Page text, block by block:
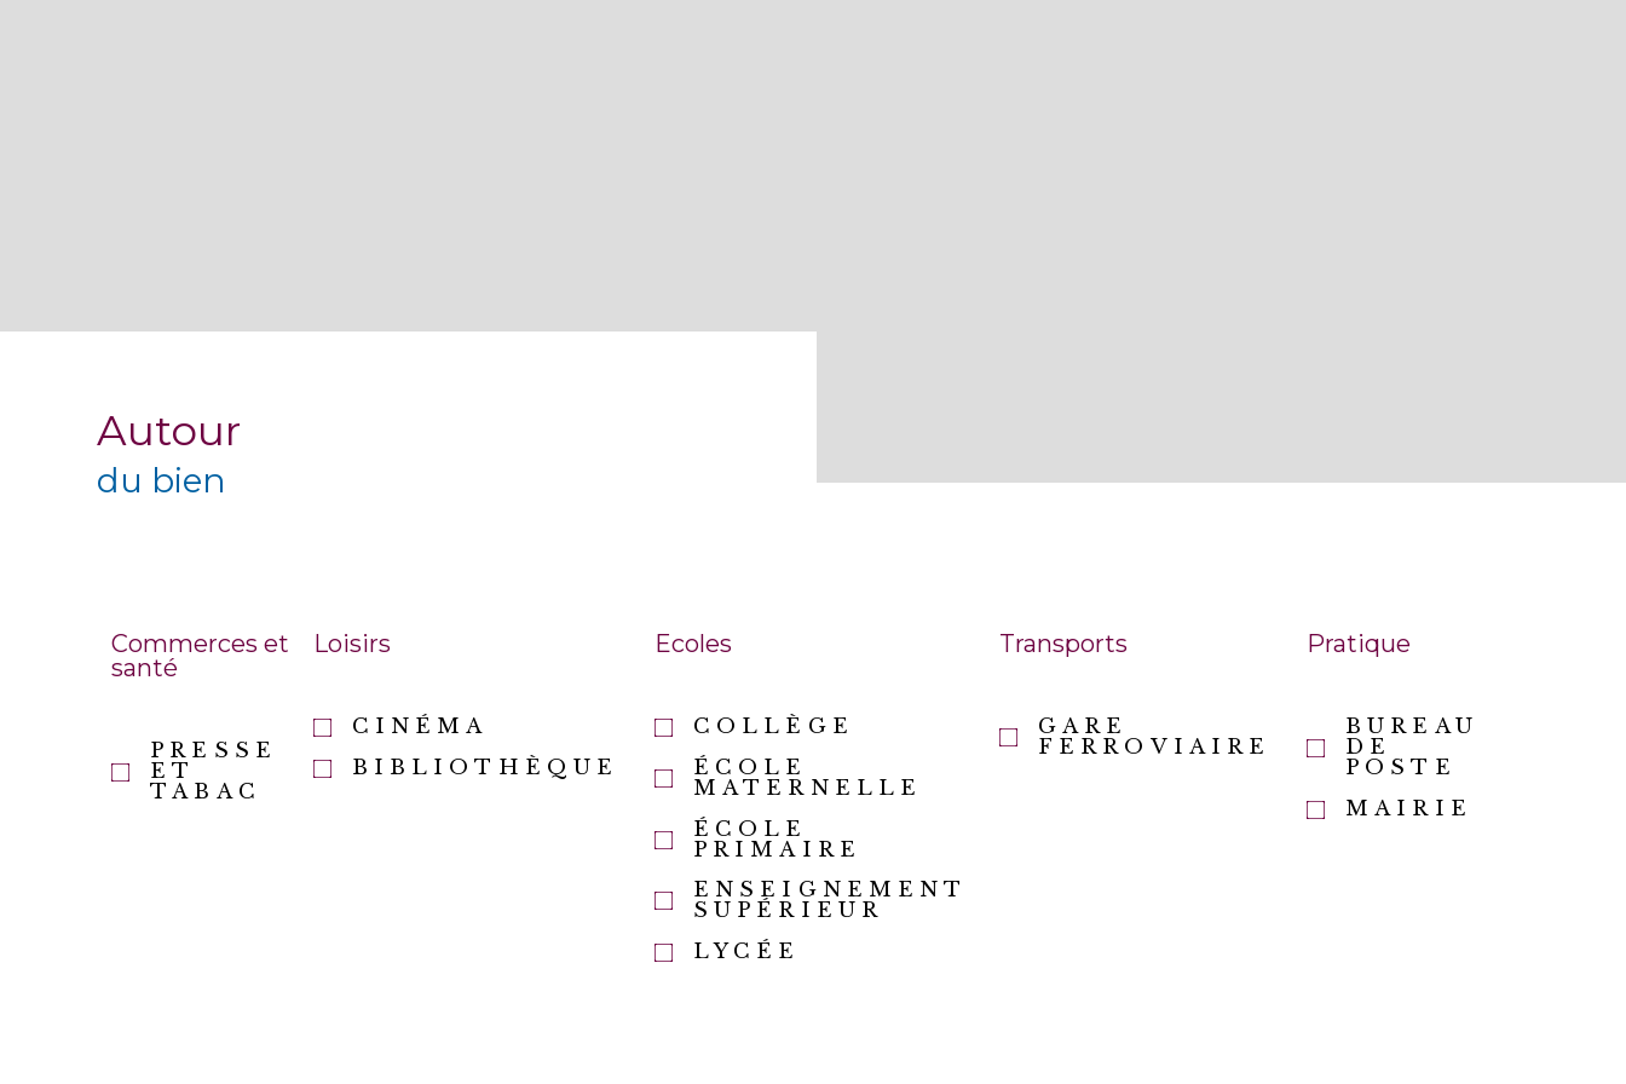
Autour
du bien
Commerces et
santé
PRESSE
ET
TABAC
Loisirs
CINÉMA
BIBLIOTHÈQUE
Ecoles
COLLÈGE
ÉCOLE
MATERNELLE
ÉCOLE
PRIMAIRE
ENSEIGNEMENT
SUPÉRIEUR
LYCÉE
Transports
GARE
FERROVIAIRE
Pratique
BUREAU
DE
POSTE
MAIRIE